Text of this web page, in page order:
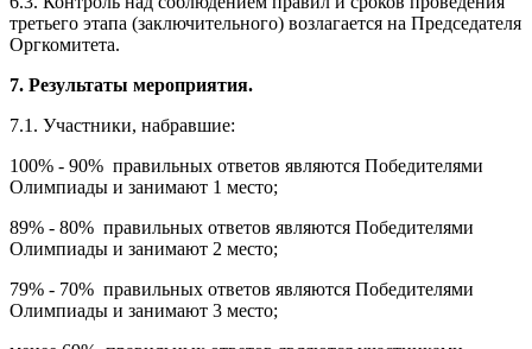
6.3. Контроль над соблюдением правил и сроков проведения
третьего этапа (заключительного) возлагается на Председателя
Оргкомитета.
7. Результаты мероприятия.
7.1. Участники, набравшие:
100% - 90% правильных ответов являются Победителями
Олимпиады и занимают 1 место;
89% - 80% правильных ответов являются Победителями
Олимпиады и занимают 2 место;
79% - 70% правильных ответов являются Победителями
Олимпиады и занимают 3 место;